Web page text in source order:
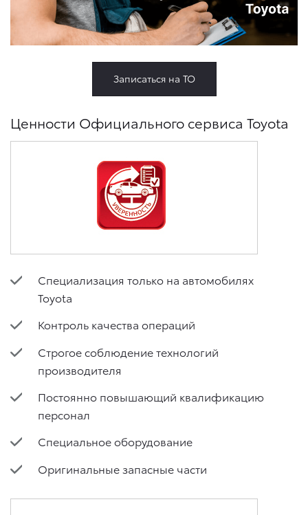
Записаться на ТО
Ценности Официального сервиса Toyota
Специализация только на автомобилях
Toyota
Контроль качества операций
Строгое соблюдение технологий
производителя
Постоянно повышающий квалификацию
персонал
Специальное оборудование
Оригинальные запасные части